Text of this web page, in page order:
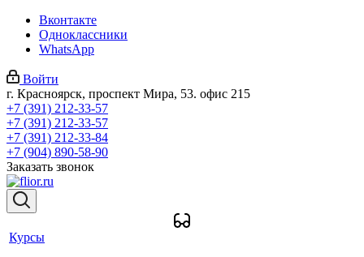
Вконтакте
Одноклассники
WhatsApp
Войти
г. Красноярск, проспект Мира, 53. офис 215
+7 (391) 212-33-57
+7 (391) 212-33-57
+7 (391) 212-33-84
+7 (904) 890-58-90
Заказать звонок
Курсы